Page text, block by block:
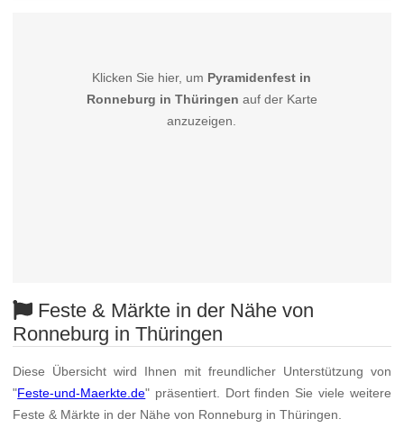
Klicken Sie hier, um Pyramidenfest in
Ronneburg in Thüringen auf der Karte
anzuzeigen.
Feste & Märkte in der Nähe von
Ronneburg in Thüringen
Diese Übersicht wird Ihnen mit freundlicher Unterstützung von
"Feste-und-Maerkte.de" präsentiert. Dort finden Sie viele weitere
Feste & Märkte in der Nähe von Ronneburg in Thüringen.